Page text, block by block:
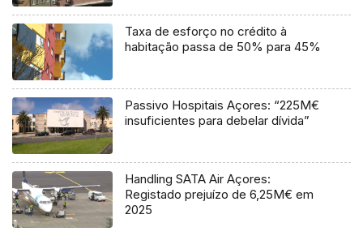
Taxa de esforço no crédito à
habitação passa de 50% para 45%
Passivo Hospitais Açores: “225M€
insuficientes para debelar dívida”
Handling SATA Air Açores:
Registado prejuízo de 6,25M€ em
2025